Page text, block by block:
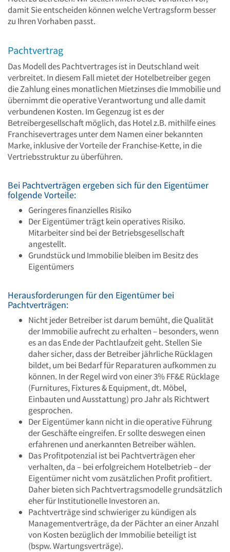
damit Sie entscheiden können welche Vertragsform besser
zu Ihren Vorhaben passt.
Pachtvertrag
Das Modell des Pachtvertrages ist in Deutschland weit
verbreitet. In diesem Fall mietet der Hotelbetreiber gegen
die Zahlung eines monatlichen Mietzinses die Immobilie und
übernimmt die operative Verantwortung und alle damit
verbundenen Kosten. Im Gegenzug ist es der
Betreibergesellschaft möglich, das Hotel z.B. mithilfe eines
Franchisevertrages unter dem Namen einer bekannten
Marke, inklusive der Vorteile der Franchise-Kette, in die
Vertriebsstruktur zu überführen.
Bei Pachtverträgen ergeben sich für den Eigentümer
folgende Vorteile:
Geringeres finanzielles Risiko
Der Eigentümer trägt kein operatives Risiko.
Mitarbeiter sind bei der Betriebsgesellschaft
angestellt.
Grundstück und Immobilie bleiben im Besitz des
Eigentümers
Herausforderungen für den Eigentümer bei
Pachtverträgen:
Nicht jeder Betreiber ist darum bemüht, die Qualität
der Immobilie aufrecht zu erhalten – besonders, wenn
es an das Ende der Pachtlaufzeit geht. Stellen Sie
daher sicher, dass der Betreiber jährliche Rücklagen
bildet, um bei Bedarf für Reparaturen aufkommen zu
können. In der Regel wird von einer 3% FF&E Rücklage
(Furnitures, Fixtures & Equipment, dt. Möbel,
Einbauten und Ausstattung) pro Jahr als Richtwert
gesprochen.
Der Eigentümer kann nicht in die operative Führung
der Geschäfte eingreifen. Er sollte deswegen einen
erfahrenen und anerkannten Betreiber wählen.
Das Profitpotenzial ist bei Pachtverträgen eher
verhalten, da – bei erfolgreichem Hotelbetrieb – der
Eigentümer nicht vom zusätzlichen Profit profitiert.
Daher bieten sich Pachtvertragsmodelle grundsätzlich
eher für Institutionelle Investoren an.
Pachtverträge sind schwieriger zu kündigen als
Managementverträge, da der Pächter an einer Anzahl
von Kosten bezüglich der Immobilie beteiligt ist
(bspw. Wartungsverträge).